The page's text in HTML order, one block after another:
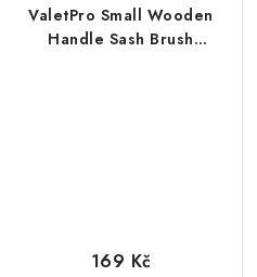
ValetPro Small Wooden
Handle Sash Brush
169 Kč